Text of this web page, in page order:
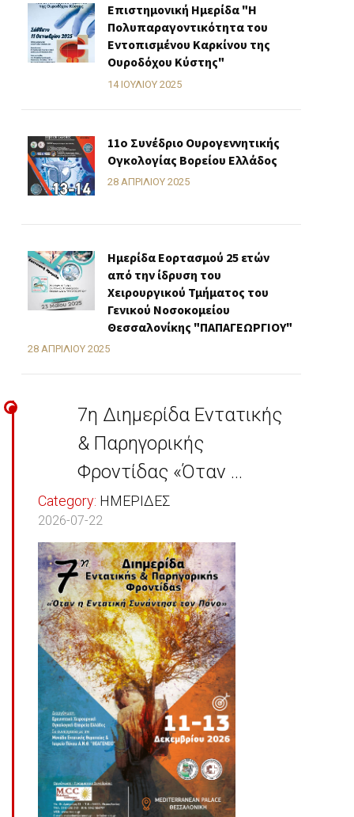
7η Διημερίδα Εντατικής
& Παρηγορικής
Φροντίδας «Όταν ...
Category: ΗΜΕΡΙΔΕΣ
2026-07-22
Επιστημονική Ημερίδα "Η
Πολυπαραγοντικότητα του
Εντοπισμένου Καρκίνου της
Ουροδόχου Κύστης"
14 ΙΟΥΛΊΟΥ 2025
11o Συνέδριο Ουρογεννητικής
Ογκολογίας Βορείου Ελλάδος
28 ΑΠΡΙΛΊΟΥ 2025
Ημερίδα Εορτασμού 25 ετών
από την ίδρυση του
Χειρουργικού Τμήματος του
Γενικού Νοσοκομείου
Θεσσαλονίκης "ΠΑΠΑΓΕΩΡΓΙΟΥ"
28 ΑΠΡΙΛΊΟΥ 2025